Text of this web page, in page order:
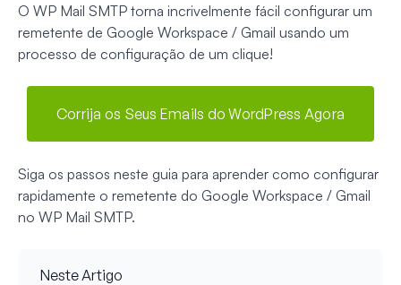
O WP Mail SMTP torna incrivelmente fácil configurar um
remetente de Google Workspace / Gmail usando um
processo de configuração de um clique!
Corrija os Seus Emails do WordPress Agora
Siga os passos neste guia para aprender como configurar
rapidamente o remetente do Google Workspace / Gmail
no WP Mail SMTP.
Neste Artigo